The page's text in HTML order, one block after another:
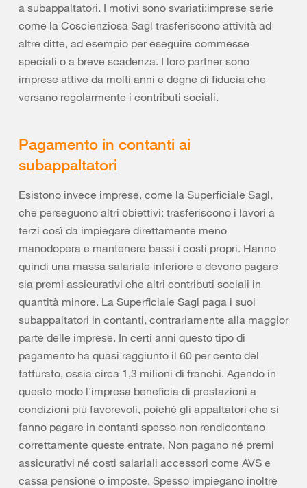
a subappaltatori. I motivi sono svariati:imprese serie
come la Coscienziosa Sagl trasferiscono attività ad
altre ditte, ad esempio per eseguire commesse
speciali o a breve scadenza. I loro partner sono
imprese attive da molti anni e degne di fiducia che
versano regolarmente i contributi sociali.
Pagamento in contanti ai
subappaltatori
Esistono invece imprese, come la Superficiale Sagl,
che perseguono altri obiettivi: trasferiscono i lavori a
terzi così da impiegare direttamente meno
manodopera e mantenere bassi i costi propri. Hanno
quindi una massa salariale inferiore e devono pagare
sia premi assicurativi che altri contributi sociali in
quantità minore. La Superficiale Sagl paga i suoi
subappaltatori in contanti, contrariamente alla maggior
parte delle imprese. In certi anni questo tipo di
pagamento ha quasi raggiunto il 60 per cento del
fatturato, ossia circa 1,3 milioni di franchi. Agendo in
questo modo l'impresa beneficia di prestazioni a
condizioni più favorevoli, poiché gli appaltatori che si
fanno pagare in contanti spesso non rendicontano
correttamente queste entrate. Non pagano né premi
assicurativi né costi salariali accessori come AVS e
cassa pensione o imposte. Spesso impiegano inoltre